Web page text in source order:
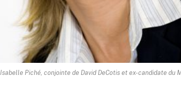
Isabelle Piché, conjointe de David DeCotis et ex-candidate du